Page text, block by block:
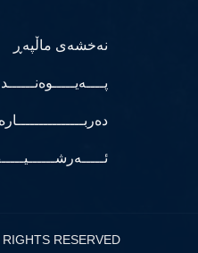
نەخشەی ماڵپەڕ
RESERVED